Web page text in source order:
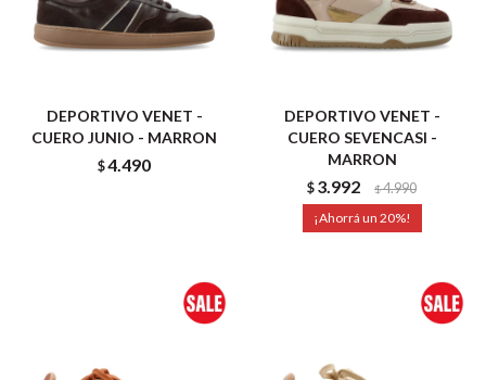
DEPORTIVO VENET -
CUERO JUNIO - MARRON
$4.490
DEPORTIVO VENET -
CUERO SEVENCASI -
MARRON
$3.992 $4.990
20